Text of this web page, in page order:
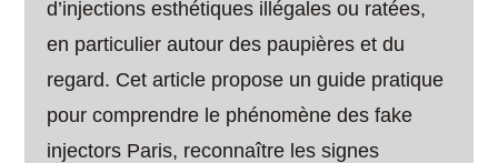
d’injections esthétiques illégales ou ratées,
en particulier autour des paupières et du
regard. Cet article propose un guide pratique
pour comprendre le phénomène des fake
injectors Paris, reconnaître les signes